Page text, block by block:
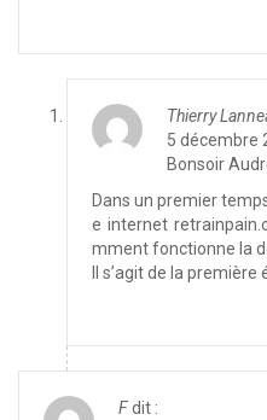
Thierry
5 décembre
Bonsoir
Dans un premier
e internet
mment fonctionne la
Il s’agit de la
Fdit :